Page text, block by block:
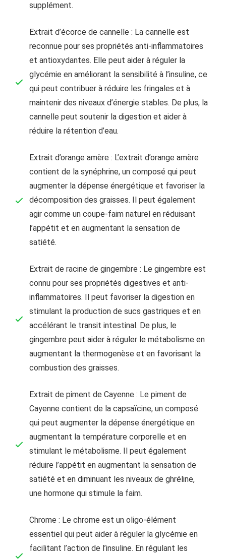
supplément.
Extrait d’écorce de cannelle : La cannelle est
reconnue pour ses propriétés anti-inflammatoires
et antioxydantes. Elle peut aider à réguler la
glycémie en améliorant la sensibilité à l’insuline, ce
qui peut contribuer à réduire les fringales et à
maintenir des niveaux d’énergie stables. De plus, la
cannelle peut soutenir la digestion et aider à
réduire la rétention d’eau.
Extrait d’orange amère : L’extrait d’orange amère
contient de la synéphrine, un composé qui peut
augmenter la dépense énergétique et favoriser la
décomposition des graisses. Il peut également
agir comme un coupe-faim naturel en réduisant
l’appétit et en augmentant la sensation de
satiété.
Extrait de racine de gingembre : Le gingembre est
connu pour ses propriétés digestives et anti-
inflammatoires. Il peut favoriser la digestion en
stimulant la production de sucs gastriques et en
accélérant le transit intestinal. De plus, le
gingembre peut aider à réguler le métabolisme en
augmentant la thermogenèse et en favorisant la
combustion des graisses.
Extrait de piment de Cayenne : Le piment de
Cayenne contient de la capsaïcine, un composé
qui peut augmenter la dépense énergétique en
augmentant la température corporelle et en
stimulant le métabolisme. Il peut également
réduire l’appétit en augmentant la sensation de
satiété et en diminuant les niveaux de ghréline,
une hormone qui stimule la faim.
Chrome : Le chrome est un oligo-élément
essentiel qui peut aider à réguler la glycémie en
facilitant l’action de l’insuline. En régulant les